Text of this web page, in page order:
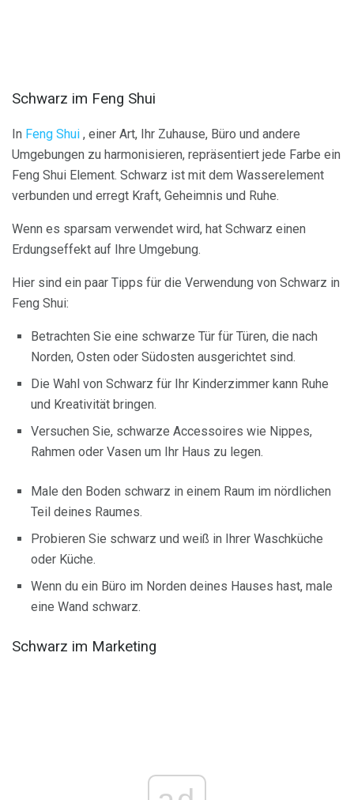
Schwarz im Feng Shui
In Feng Shui , einer Art, Ihr Zuhause, Büro und andere
Umgebungen zu harmonisieren, repräsentiert jede Farbe ein
Feng Shui Element. Schwarz ist mit dem Wasserelement
verbunden und erregt Kraft, Geheimnis und Ruhe.
Wenn es sparsam verwendet wird, hat Schwarz einen
Erdungseffekt auf Ihre Umgebung.
Hier sind ein paar Tipps für die Verwendung von Schwarz in
Feng Shui:
Betrachten Sie eine schwarze Tür für Türen, die nach
Norden, Osten oder Südosten ausgerichtet sind.
Die Wahl von Schwarz für Ihr Kinderzimmer kann Ruhe
und Kreativität bringen.
Versuchen Sie, schwarze Accessoires wie Nippes,
Rahmen oder Vasen um Ihr Haus zu legen.
Male den Boden schwarz in einem Raum im nördlichen
Teil deines Raumes.
Probieren Sie schwarz und weiß in Ihrer Waschküche
oder Küche.
Wenn du ein Büro im Norden deines Hauses hast, male
eine Wand schwarz.
Schwarz im Marketing